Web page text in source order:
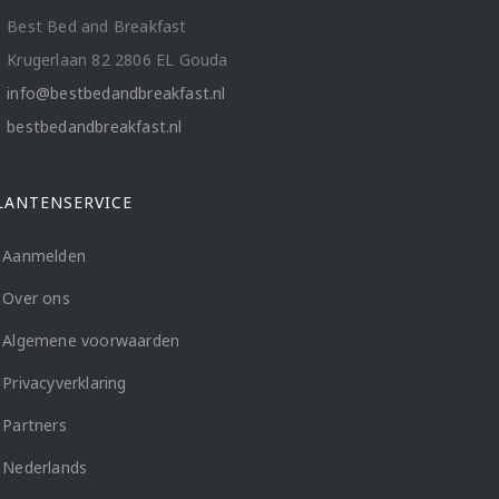
Best Bed and Breakfast
Krugerlaan 82 2806 EL Gouda
info@bestbedandbreakfast.nl
bestbedandbreakfast.nl
Aanmelden
Over ons
Algemene voorwaarden
Privacyverklaring
Partners
Nederlands